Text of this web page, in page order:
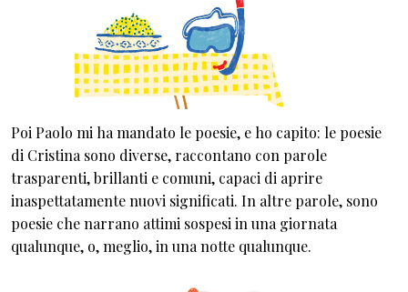
Poi Paolo mi ha mandato le poesie, e ho capito: le poesie
di Cristina sono diverse, raccontano con parole
trasparenti, brillanti e comuni, capaci di aprire
inaspettatamente nuovi significati. In altre parole, sono
poesie che narrano attimi sospesi in una giornata
qualunque, o, meglio, in una notte qualunque.